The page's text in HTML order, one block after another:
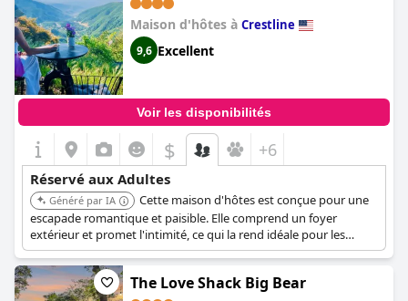
Maison d'hôtes à Crestline
9,6 Excellent
Voir les disponibilités
$ +6
Réservé aux Adultes
Généré par IA
Cette maison d'hôtes est conçue pour une
escapade romantique et paisible. Elle comprend un foyer
extérieur et promet l'intimité, ce qui la rend idéale pour les
couples adultes en quête de solitude.
The Love Shack Big Bear